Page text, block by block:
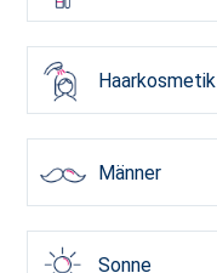
Haarkosmetik
Männer
Sonne